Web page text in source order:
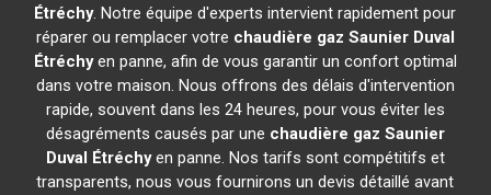
Étréchy. Notre équipe d'experts intervient rapidement pour
réparer ou remplacer votre chaudière gaz Saunier Duval
Étréchyen panne, afin de vous garantir un confort optimal
dans votre maison. Nous offrons des délais d'intervention
rapide, souvent dans les 24 heures, pour vous éviter les
désagréments causés par une chaudière gaz Saunier
Duval Étréchyen panne. Nos tarifs sont compétitifs et
transparents, nous vous fournirons un devis détaillé avant